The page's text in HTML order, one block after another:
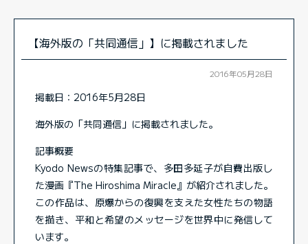
【海外版の「共同通信」】に掲載されました
2016年05月28日
掲載日：2016年5月28日
海外版の「共同通信」に掲載されました。
記事概要
Kyodo Newsの特集記事で、多田多延子が自費出版し
た漫画『The Hiroshima Miracle』が紹介されました。
この作品は、原爆からの復興を支えた女性たちの物語
を描き、平和と希望のメッセージを世界中に発信して
います。